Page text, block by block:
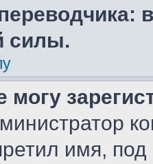
силы.
могу
имя,